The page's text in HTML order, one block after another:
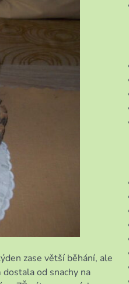
zase větší běhání, ale
od snachy na